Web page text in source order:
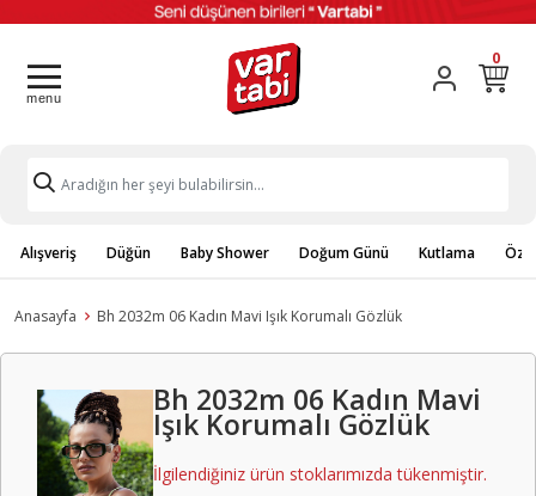
0
Alışveriş Düğün Baby Shower Doğum Günü Kutlama
Anasayfa Bh 2032m 06 Kadın Mavi Işık Korumalı Gözlük
Bh 2032m 06 Kadın Mavi
Işık Korumalı Gözlük
İlgilendiğiniz ürün stoklarımızda tükenmiştir.